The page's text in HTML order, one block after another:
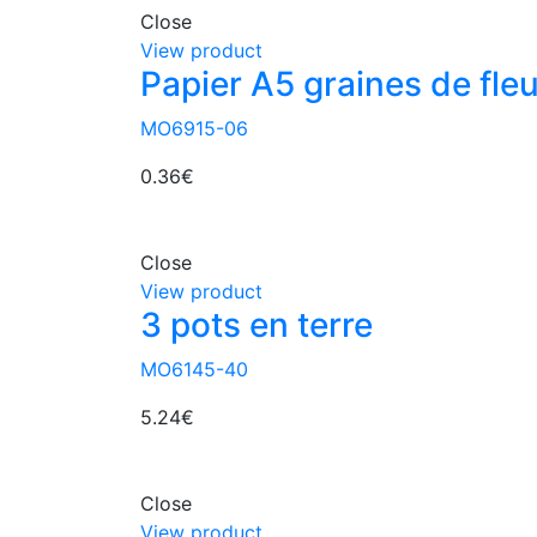
Close
View product
Papier A5 graines de
MO6915-06
0.36€
Close
View product
3 pots en terre
MO6145-40
5.24€
Close